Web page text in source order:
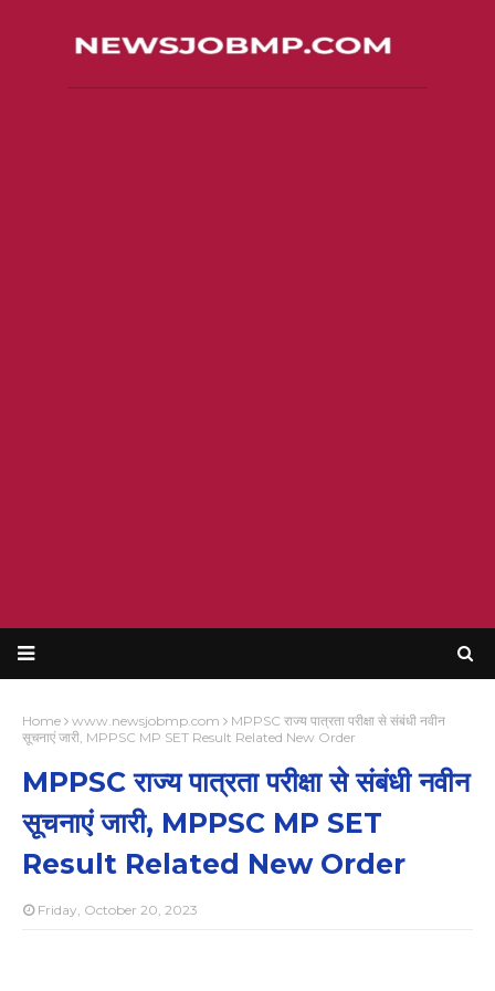
Home www.newsjobmp.com
MPPSC राज्‍य पात्रता परीक्षा से संबंधी नवीन
सूचनाएं जारी, MPPSC MP SET Result Related New Order
MPPSC राज्‍य पात्रता परीक्षा से संबंधी नवीन
सूचनाएं जारी, MPPSC MP SET
Result Related New Order
Friday, October 20, 2023